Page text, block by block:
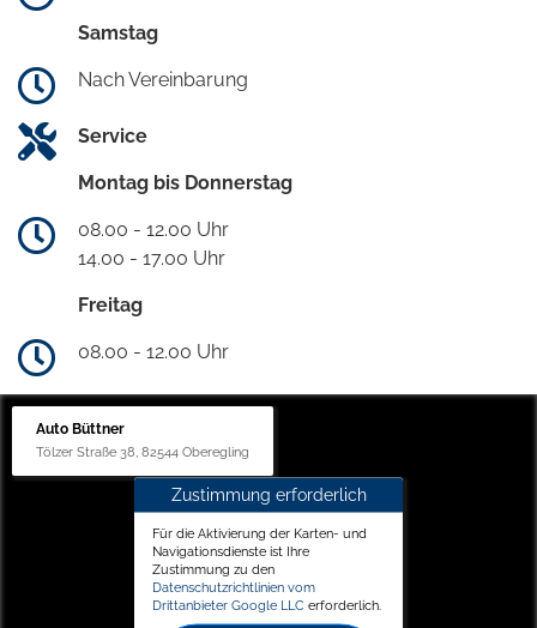
Samstag
Nach Vereinbarung
Service
Montag bis Donnerstag
08.00 - 12.00 Uhr
14.00 - 17.00 Uhr
Freitag
08.00 - 12.00 Uhr
Auto Büttner
Tölzer Straße 38, 82544 Oberegling
Zustimmung erforderlich
Für die Aktivierung der Karten- und
Navigationsdienste ist Ihre
Zustimmung zu den
Datenschutzrichtlinien vom
Drittanbieter Google LLC erforderlich.